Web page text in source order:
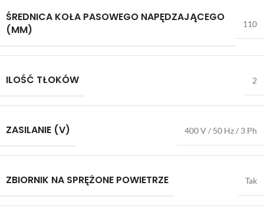
ŚREDNICA KOŁA PASOWEGO NAPĘDZAJĄCEGO
(MM)
110
ILOŚĆ TŁOKÓW 2
ZASILANIE (V) 400 V / 50 Hz / 3 Ph
ZBIORNIK NA SPRĘŻONE POWIETRZE Tak